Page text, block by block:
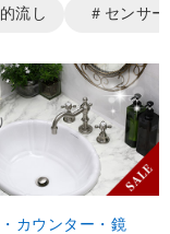
流し ＃センサ
カウンター・鏡